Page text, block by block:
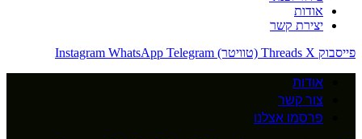
אודות
יצירת קשר
פייסבוק
Threads X (טוויטר) Instagram WhatsApp Telegram
אודות
צור קשר
פרסמו אצלנו